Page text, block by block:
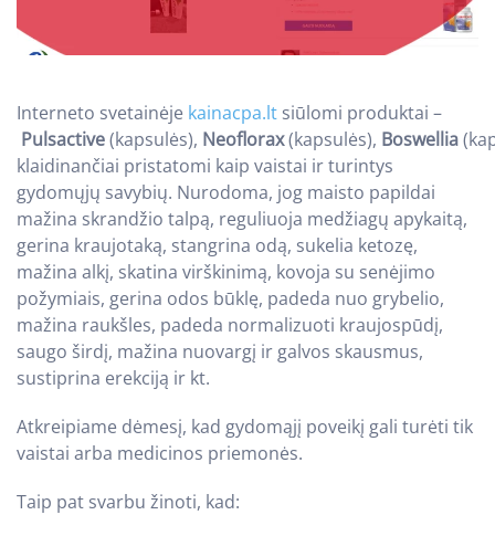
Interneto svetainėje kainacpa.lt siūlomi produktai –
Pulsactive(kapsulės), Neoflorax(kapsulės), Boswellia
klaidinančiai pristatomi kaip vaistai ir turintys
gydomųjų savybių. Nurodoma, jog maisto papildai
mažina skrandžio talpą, reguliuoja medžiagų apykaitą,
gerina kraujotaką, stangrina odą, sukelia ketozę,
mažina alkį, skatina virškinimą, kovoja su senėjimo
požymiais, gerina odos būklę, padeda nuo grybelio,
mažina raukšles, padeda normalizuoti kraujospūdį,
saugo širdį, mažina nuovargį ir galvos skausmus,
sustiprina erekciją ir kt.
Atkreipiame dėmesį, kad gydomąjį poveikį gali turėti tik
vaistai arba medicinos priemonės.
Taip pat svarbu žinoti, kad: